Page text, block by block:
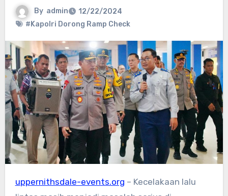
By admin
12/22/2024
#Kapolri Dorong Ramp Check
uppernithsdale-events.org – Kecelakaan lalu